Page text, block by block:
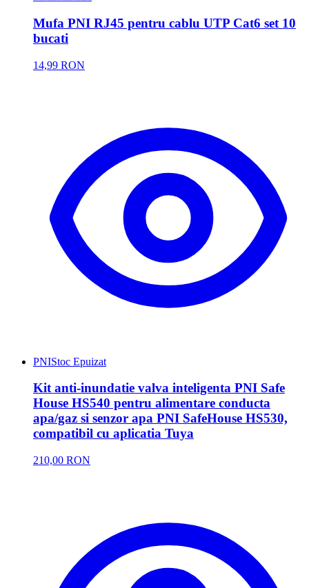
Mufa PNI RJ45 pentru cablu UTP Cat6 set 10
bucati
14,99 RON
PNIStoc Epuizat
Kit anti-inundatie valva inteligenta PNI Safe
House HS540 pentru alimentare conducta
apa/gaz si senzor apa PNI SafeHouse HS530,
compatibil cu aplicatia Tuya
210,00 RON